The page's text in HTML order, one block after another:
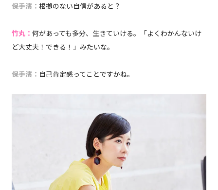
保手濱： 根拠のない自信があると？
竹丸： 何があっても多分、生きていける。「よくわかんないけ
ど大丈夫！できる！」みたいな。
保手濱： 自己肯定感ってことですかね。